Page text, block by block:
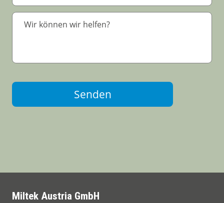
Senden
Miltek Austria GmbH